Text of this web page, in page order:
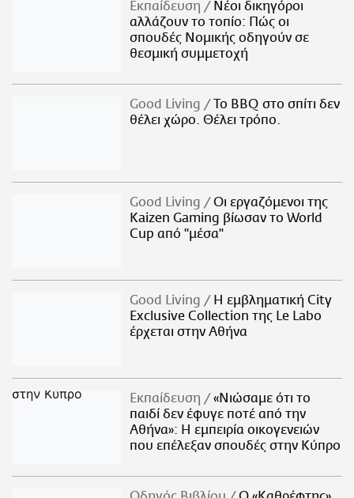
Εκπαίδευση
Νέοι δικηγόροι
αλλάζουν το τοπίο: Πώς οι
σπουδές Νομικής οδηγούν σε
θεσμική συμμετοχή
Good Living
Το BBQ στο σπίτι δεν
θέλει χώρο. Θέλει τρόπο.
Good Living
Οι εργαζόμενοι της
Kaizen Gaming βίωσαν το World
Cup από "μέσα"
Good Living
Η εμβληματική City
Exclusive Collection της Le Labo
έρχεται στην Αθήνα
Εκπαίδευση
«Νιώσαμε ότι το
παιδί δεν έφυγε ποτέ από την
Αθήνα»: Η εμπειρία οικογενειών
που επέλεξαν σπουδές στην Κύπρο